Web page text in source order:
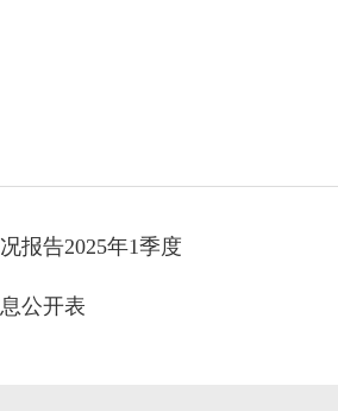
报告2025年1季度
公开表